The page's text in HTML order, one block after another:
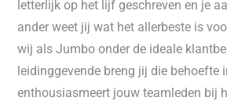
letterlijk op het lijf geschreven en je
ander weet jij wat het allerbeste is
wij als Jumbo onder de ideale
leidinggevende breng jij die behoefte
enthousiasmeert jouw teamleden bij